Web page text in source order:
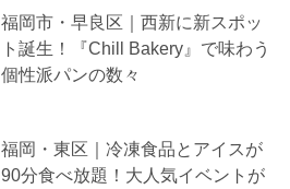
福岡市・早良区｜西新に新スポッ
ト誕生！『Chill Bakery』で味わう
個性派パンの数々
福岡・東区｜冷凍食品とアイスが
90分食べ放題！大人気イベントが